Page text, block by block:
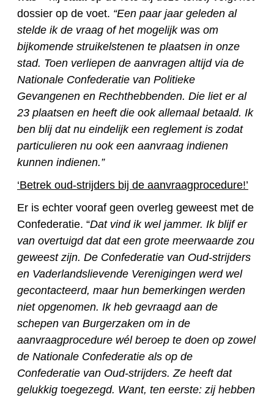
dossier op de voet. “Een paar jaar geleden al
stelde ik de vraag of het mogelijk was om
bijkomende struikelstenen te plaatsen in onze
stad. Toen verliepen de aanvragen altijd via de
Nationale Confederatie van Politieke
Gevangenen en Rechthebbenden. Die liet er al
23 plaatsen en heeft die ook allemaal betaald. Ik
ben blij dat nu eindelijk een reglement is zodat
particulieren nu ook een aanvraag indienen
kunnen indienen.”
‘Betrek oud-strijders bij de aanvraagprocedure!’
Er is echter vooraf geen overleg geweest met de
Confederatie. “Dat vind ik wel jammer. Ik blijf er
van overtuigd dat dat een grote meerwaarde zou
geweest zijn. De Confederatie van Oud-strijders
en Vaderlandslievende Verenigingen werd wel
gecontacteerd, maar hun bemerkingen werden
niet opgenomen. Ik heb gevraagd aan de
schepen van Burgerzaken om in de
aanvraagprocedure wél beroep te doen op zowel
de Nationale Confederatie als op de
Confederatie van Oud-strijders. Ze heeft dat
gelukkig toegezegd. Want, ten eerste: zij hebben